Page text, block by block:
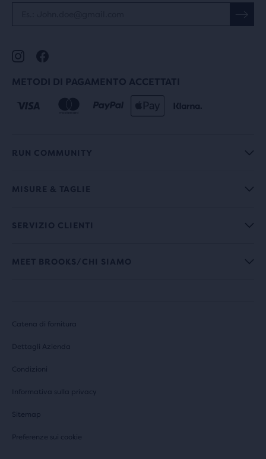
METODI DI PAGAMENTO ACCETTATI
RUN COMMUNITY
MISURE & TAGLIE
SERVIZIO CLIENTI
MEET BROOKS/CHI SIAMO
Catena di fornitura
Dettagli Azienda
Condizioni
Informativa sulla privacy
Sitemap
Preferenze sui cookie